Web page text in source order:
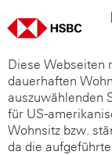
Diese Webseiten
dauerhaften
auszuwählenden
für US-
Wohnsitz bzw.
da die